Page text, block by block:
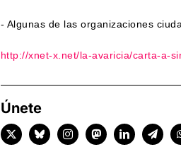
- Algunas de las organizaciones
http://xnet-x.net/la-avaricia/carta-a-
Únete